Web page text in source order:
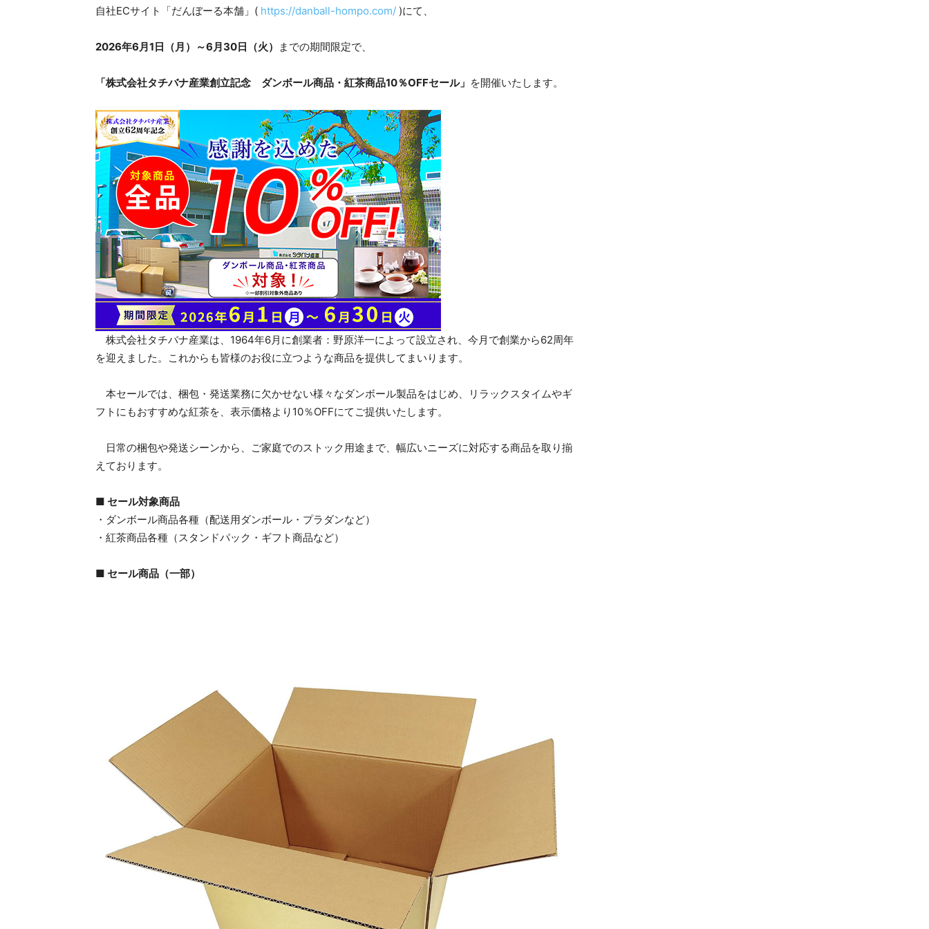
自社ECサイト「だんぼーる本舗」( https://danball-hompo.com/ )にて、
2026年6月1日（月）～6月30日（火） までの期間限定で、
「株式会社タチバナ産業創立記念 ダンボール商品・紅茶商品10％OFFセール」 を開催いたします。
株式会社タチバナ産業は、1964年6月に創業者：野原洋一によって設立され、今月で創業から62周年
を迎えました。これからも皆様のお役に立つような商品を提供してまいります。
本セールでは、梱包・発送業務に欠かせない様々なダンボール製品をはじめ、リラックスタイムやギ
フトにもおすすめな紅茶を、表示価格より10％OFFにてご提供いたします。
日常の梱包や発送シーンから、ご家庭でのストック用途まで、幅広いニーズに対応する商品を取り揃
えております。
■ セール対象商品
・ダンボール商品各種（配送用ダンボール・プラダンなど）
・紅茶商品各種（スタンドパック・ギフト商品など）
■ セール商品（一部）